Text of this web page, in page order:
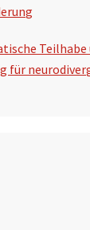
Teilhabe
für